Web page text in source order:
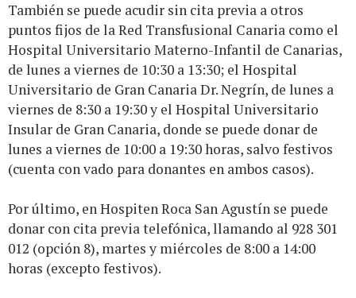
También se puede acudir sin cita previa a otros
puntos fijos de la Red Transfusional Canaria como el
Hospital Universitario Materno-Infantil de Canarias,
de lunes a viernes de 10:30 a 13:30; el Hospital
Universitario de Gran Canaria Dr. Negrín, de lunes a
viernes de 8:30 a 19:30 y el Hospital Universitario
Insular de Gran Canaria, donde se puede donar de
lunes a viernes de 10:00 a 19:30 horas, salvo festivos
(cuenta con vado para donantes en ambos casos).
Por último, en Hospiten Roca San Agustín se puede
donar con cita previa telefónica, llamando al 928 301
012 (opción 8), martes y miércoles de 8:00 a 14:00
horas (excepto festivos).